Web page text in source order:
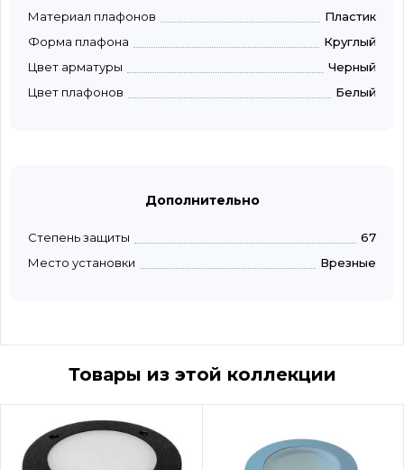
Материал плафонов
Пластик
Форма плафона
Круглый
Цвет арматуры
Черный
Цвет плафонов
Белый
Дополнительно
Степень защиты
67
Место установки
Врезные
Товары из этой коллекции